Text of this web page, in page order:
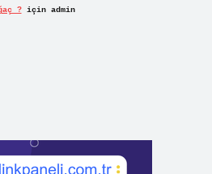
?için admin